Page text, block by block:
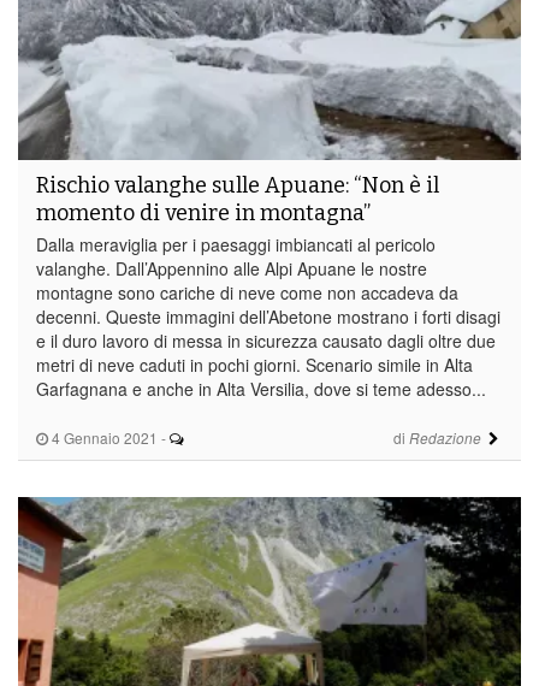
4 Gennaio 2021 - di Redazione
Rischio valanghe sulle Apuane: “Non è il
momento di venire in montagna”
Dalla meraviglia per i paesaggi imbiancati al pericolo
valanghe. Dall’Appennino alle Alpi Apuane le nostre
montagne sono cariche di neve come non accadeva da
decenni. Queste immagini dell’Abetone mostrano i forti disagi
e il duro lavoro di messa in sicurezza causato dagli oltre due
metri di neve caduti in pochi giorni. Scenario simile in Alta
Garfagnana e anche in Alta Versilia, dove si teme adesso...